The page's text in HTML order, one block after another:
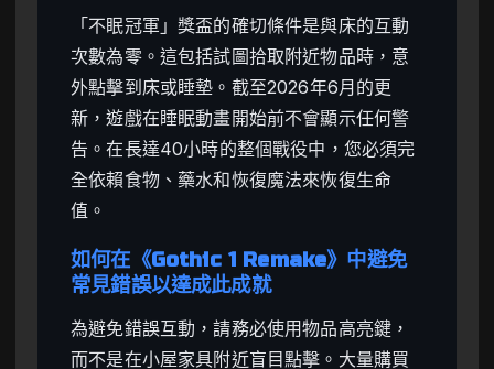
「不眠冠軍」獎盃的確切條件是與床的互動
次數為零。這包括試圖拾取附近物品時，意
外點擊到床或睡墊。截至2026年6月的更
新，遊戲在睡眠動畫開始前不會顯示任何警
告。在長達40小時的整個戰役中，您必須完
全依賴食物、藥水和恢復魔法來恢復生命
值。
如何在《Gothic 1 Remake》中避免
常見錯誤以達成此成就
為避免錯誤互動，請務必使用物品高亮鍵，
而不是在小屋家具附近盲目點擊。大量購買